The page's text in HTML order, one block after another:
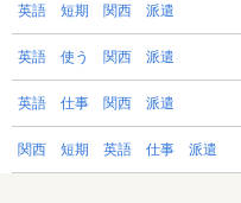
英語 短期 関西 派遣
英語 使う 関西 派遣
英語 仕事 関西 派遣
関西 短期 英語 仕事 派遣